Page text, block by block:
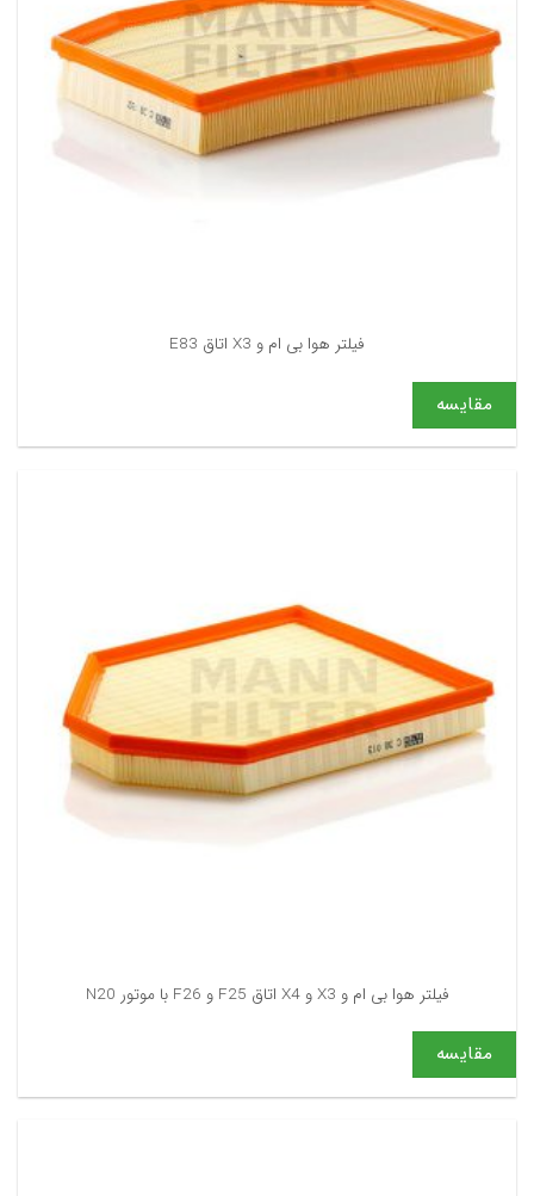
فیلتر هوا بی ام و X3 اتاق E83
مقایسه
فیلتر هوا بی ام و X3 و X4 اتاق F25 و F26 با موتور N20
مقایسه